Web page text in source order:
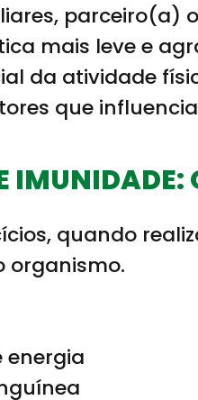
mais leve e
da atividade
que
IMUNIDADE:
quando
organismo.
energia